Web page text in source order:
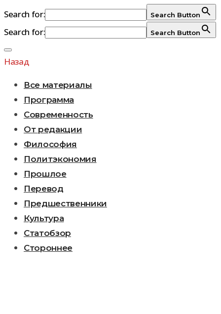
Search for: Search Button
Search for: Search Button
Перейти
к
Назад
Все материалы
Программа
Современность
От редакции
Философия
Политэкономия
Прошлое
Перевод
Предшественники
Культура
Статобзор
Стороннее